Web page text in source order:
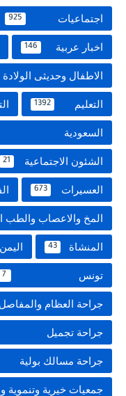
اجتماعيات 925
اخبار عربية 146
الاطفال وحديثى الولادة
التعليم 1392
السعودية
الشئون الاجتماعية 21
العسيرات 673
المخ والاعصاب والطب
المنشاة 43 اليمن
تونس 7
جراحة العظام والمفاصل
جراحة تجميل
جراحة مسالك بولية
جمعيات خيرية وتنموية